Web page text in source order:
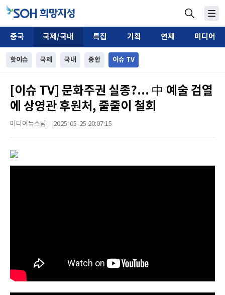
중국 국제/국내 특집 기획 연재 미디어
핫이슈 국제 국내 종합 이슈 TV
[이슈 TV] 문화주권 실종?... 中 예술 검열
에 상영관 후원처, 줄줄이 철회
미디어뉴스팀 2025-05-25 20:07:15